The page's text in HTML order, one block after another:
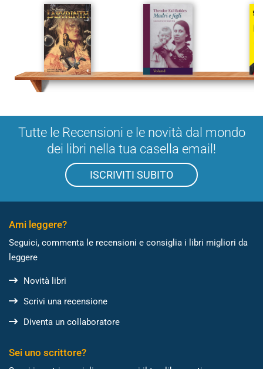
Tutte le Recensioni e le novità dal mondo
dei libri nella tua casella email!
ISCRIVITI SUBITO
Ami leggere?
Seguici, commenta le recensioni e consiglia i libri migliori da
leggere
Novità libri
Scrivi una recensione
Diventa un collaboratore
Sei uno scrittore?